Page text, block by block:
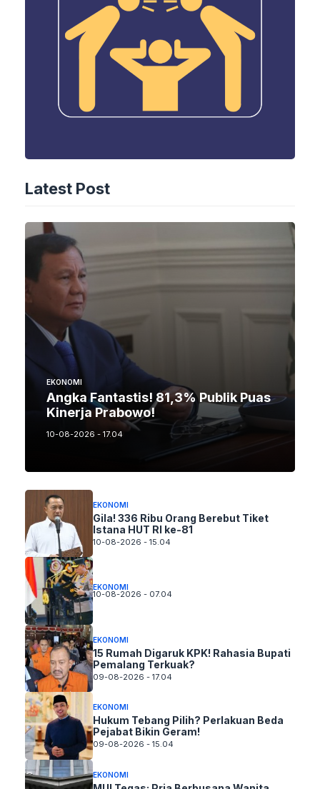
Latest Post
EKONOMI
Angka Fantastis! 81,3% Publik Puas
Kinerja Prabowo!
10-08-2026 - 17.04
EKONOMI
Gila! 336 Ribu Orang Berebut Tiket
Istana HUT RI ke-81
10-08-2026 - 15.04
EKONOMI
10-08-2026 - 07.04
EKONOMI
15 Rumah Digaruk KPK! Rahasia Bupati
Pemalang Terkuak?
09-08-2026 - 17.04
EKONOMI
Hukum Tebang Pilih? Perlakuan Beda
Pejabat Bikin Geram!
09-08-2026 - 15.04
EKONOMI